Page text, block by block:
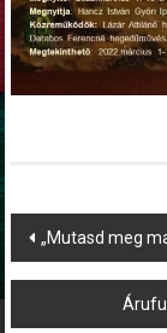
Post
navigation
„Mutasd meg